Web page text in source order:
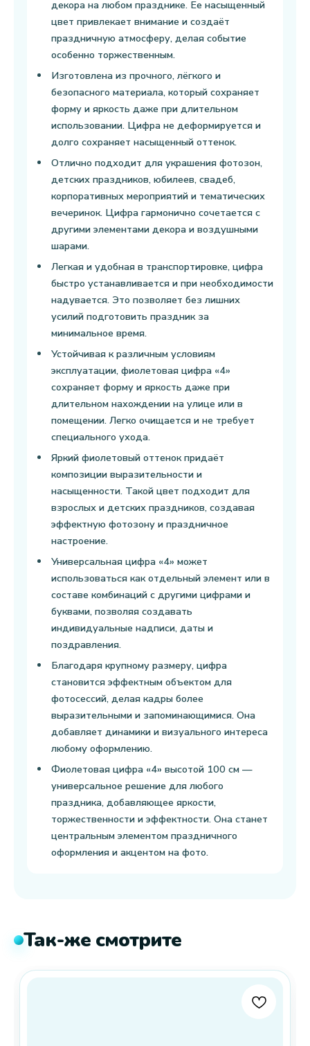
декора на любом празднике. Ее насыщенный
цвет привлекает внимание и создаёт
праздничную атмосферу, делая событие
особенно торжественным.
Изготовлена из прочного, лёгкого и
безопасного материала, который сохраняет
форму и яркость даже при длительном
использовании. Цифра не деформируется и
долго сохраняет насыщенный оттенок.
Отлично подходит для украшения фотозон,
детских праздников, юбилеев, свадеб,
корпоративных мероприятий и тематических
вечеринок. Цифра гармонично сочетается с
другими элементами декора и воздушными
шарами.
Легкая и удобная в транспортировке, цифра
быстро устанавливается и при необходимости
надувается. Это позволяет без лишних
усилий подготовить праздник за
минимальное время.
Устойчивая к различным условиям
эксплуатации, фиолетовая цифра «4»
сохраняет форму и яркость даже при
длительном нахождении на улице или в
помещении. Легко очищается и не требует
специального ухода.
Яркий фиолетовый оттенок придаёт
композиции выразительности и
насыщенности. Такой цвет подходит для
взрослых и детских праздников, создавая
эффектную фотозону и праздничное
настроение.
Универсальная цифра «4» может
использоваться как отдельный элемент или в
составе комбинаций с другими цифрами и
буквами, позволяя создавать
индивидуальные надписи, даты и
поздравления.
Благодаря крупному размеру, цифра
становится эффектным объектом для
фотосессий, делая кадры более
выразительными и запоминающимися. Она
добавляет динамики и визуального интереса
любому оформлению.
Фиолетовая цифра «4» высотой 100 см —
универсальное решение для любого
праздника, добавляющее яркости,
торжественности и эффектности. Она станет
центральным элементом праздничного
оформления и акцентом на фото.
Так-же смотрите